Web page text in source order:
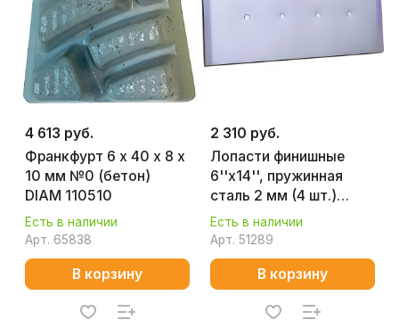
4 613 руб.
Франкфурт 6 х 40 х 8 х
10 мм №0 (бетон)
DIAM 110510
Есть в наличии
Арт. 65838
В корзину
2 310 руб.
Лопасти финишные
6''x14'', пружинная
сталь 2 мм (4 шт.)
MASALTA
Есть в наличии
Арт. 51289
В корзину